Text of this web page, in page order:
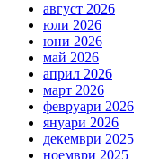
август 2026
юли 2026
юни 2026
май 2026
април 2026
март 2026
февруари 2026
януари 2026
декември 2025
ноември 2025